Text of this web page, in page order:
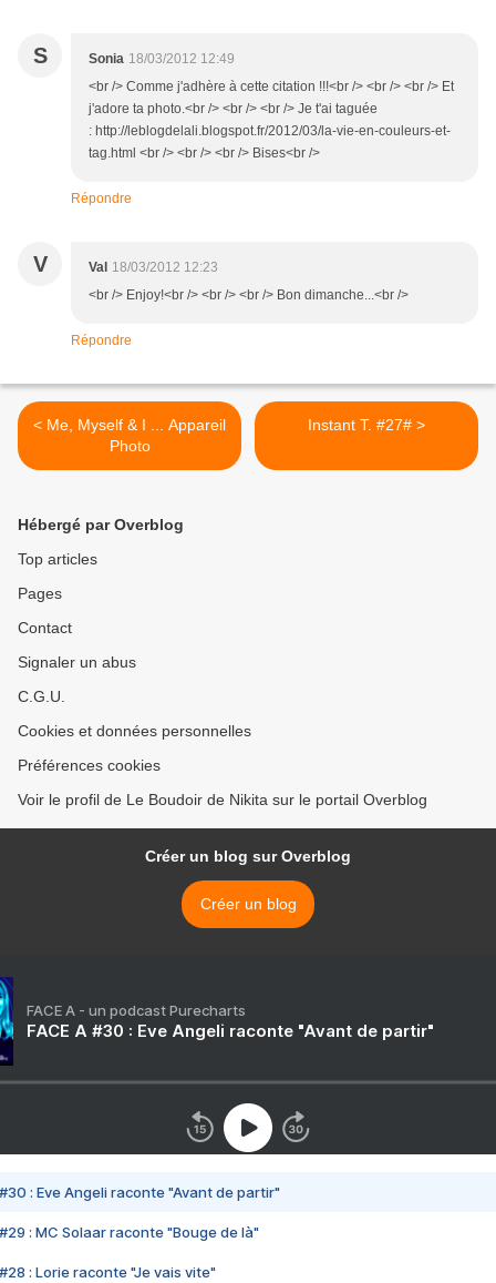
S Sonia 18/03/2012 12:49
<br /> Comme j'adhère à cette citation !!!<br /> <br /> <br /> Et
j'adore ta photo.<br /> <br /> <br /> Je t'ai taguée
: http://leblogdelali.blogspot.fr/2012/03/la-vie-en-couleurs-et-
tag.html <br /> <br /> <br /> Bises<br />
Répondre
V Val 18/03/2012 12:23
<br /> Enjoy!<br /> <br /> <br /> Bon dimanche...<br />
Répondre
< Me, Myself & I ... Appareil
Photo
Instant T. #27# >
Hébergé par Overblog
Top articles
Pages
Contact
Signaler un abus
C.G.U.
Cookies et données personnelles
Préférences cookies
Voir le profil de Le Boudoir de Nikita sur le portail Overblog
Créer un blog sur Overblog
Créer un blog
FACE A - un podcast Purecharts
FACE A #30 : Eve Angeli raconte "Avant de partir"
#30 : Eve Angeli raconte "Avant de partir"
#29 : MC Solaar raconte "Bouge de là"
#28 : Lorie raconte "Je vais vite"